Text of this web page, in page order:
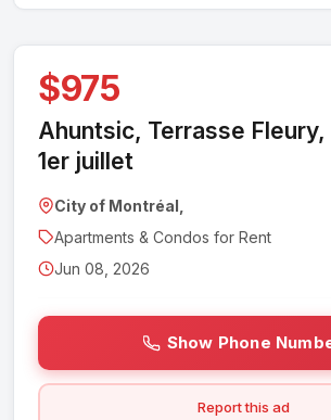
$975
Ahuntsic, Terrasse
1er juillet
City of Montréal,
Apartments & Condos for Rent
Jun 08, 2026
Show Phone
Report this ad